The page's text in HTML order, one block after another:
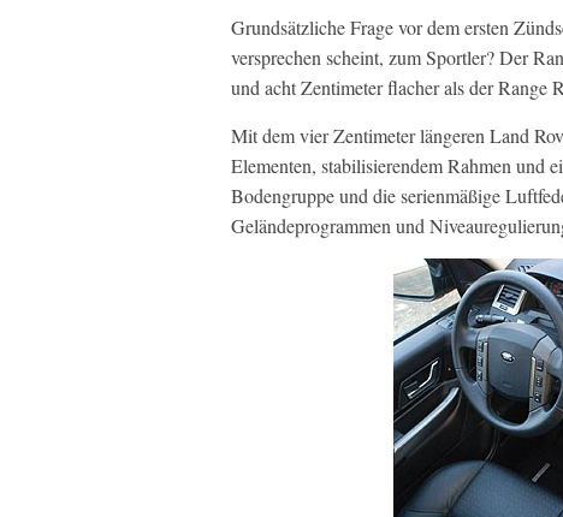
Grundsätzliche Frage vor dem ersten
versprechen scheint, zum Sportler? Der
und acht Zentimeter flacher als der Range
Mit dem vier Zentimeter längeren Land
Elementen, stabilisierendem Rahmen und
Bodengruppe und die serienmäßige
Geländeprogrammen und